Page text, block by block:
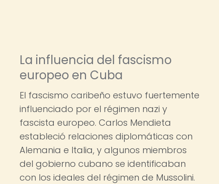
La influencia del fascismo
europeo en Cuba
El fascismo caribeño estuvo fuertemente
influenciado por el régimen nazi y
fascista europeo. Carlos Mendieta
estableció relaciones diplomáticas con
Alemania e Italia, y algunos miembros
del gobierno cubano se identificaban
con los ideales del régimen de Mussolini.